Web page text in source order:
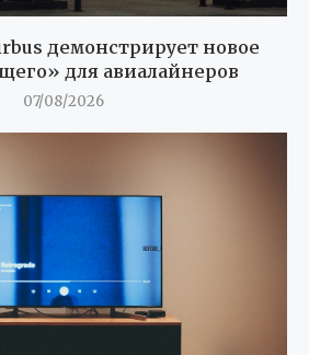
демонстрирует новое
для авиалайнеров
07/08/2026